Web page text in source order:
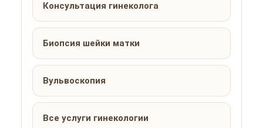
Консультация гинеколога
Биопсия шейки матки
Вульвоскопия
Все услуги гинекологии